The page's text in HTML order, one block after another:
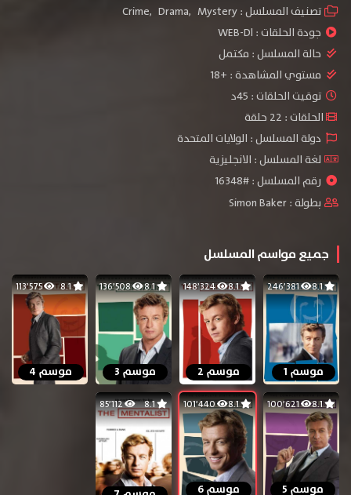
تصنيف المسلسل : Crime, Drama, Mystery
جودة الحلقات : WEB-Dl
حالة المسلسل : مكتمل
مستوي المشاهدة : +18
توقيت الحلقات : 45د
الحلقات : 22 حلقة
دولة المسلسل : الولايات المتحدة
لغة المسلسل : الانجليزية
رقم المسلسل : #16348
بطولة :Simon Baker
جميع مواسم المسلسل
8.1 246٬381
موسم 1
8.1 148٬324
موسم 2
8.1 136٬508
موسم 3
8.1 113٬575
موسم 4
8.1 100٬621
موسم 5
8.1 101٬440
موسم 6
8.1 85٬112